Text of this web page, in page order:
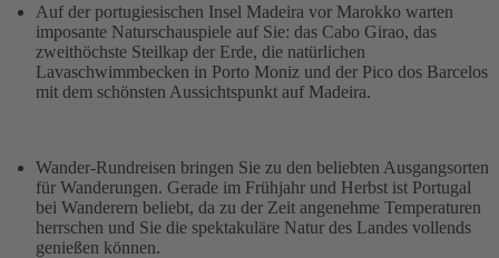
Auf der portugiesischen Insel Madeira vor Marokko warten
imposante Naturschauspiele auf Sie: das Cabo Girao, das
zweithöchste Steilkap der Erde, die natürlichen
Lavaschwimmbecken in Porto Moniz und der Pico dos Barcelos
mit dem schönsten Aussichtspunkt auf Madeira.
Wander-Rundreisen bringen Sie zu den beliebten Ausgangsorten
für Wanderungen. Gerade im Frühjahr und Herbst ist Portugal
bei Wanderern beliebt, da zu der Zeit angenehme Temperaturen
herrschen und Sie die spektakuläre Natur des Landes vollends
genießen können.